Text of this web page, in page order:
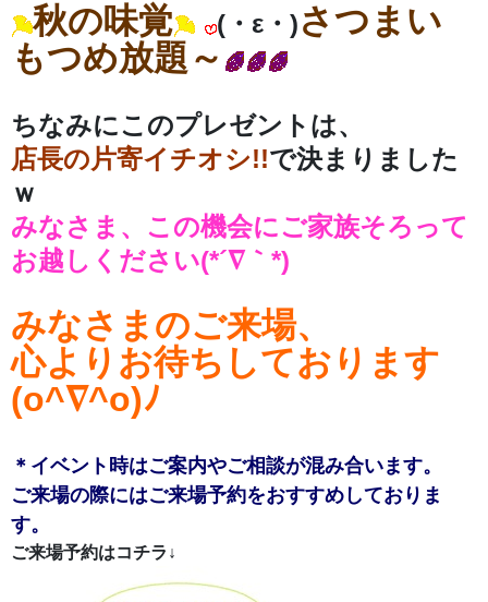
秋の味覚 (・ε・)さつまい
もつめ放題～
ちなみにこのプレゼントは、
店長の片寄イチオシ!!で決まりました
ｗ
みなさま、この機会にご家族そろって
お越しください(*´∇｀*)
みなさまのご来場、
心よりお待ちしております
(o^∇^o)ﾉ
＊イベント時はご案内やご相談が混み合います。
ご来場の際にはご来場予約をおすすめしておりま
す。
ご来場予約はコチラ↓